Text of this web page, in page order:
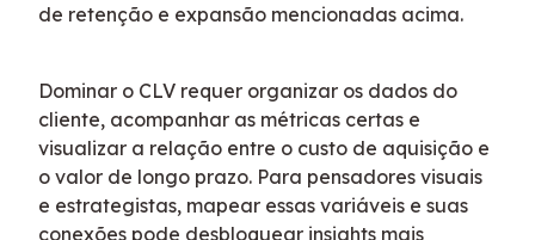
de retenção e expansão mencionadas acima.
Dominar o CLV requer organizar os dados do
cliente, acompanhar as métricas certas e
visualizar a relação entre o custo de aquisição e
o valor de longo prazo. Para pensadores visuais
e estrategistas, mapear essas variáveis e suas
conexões pode desbloquear insights mais